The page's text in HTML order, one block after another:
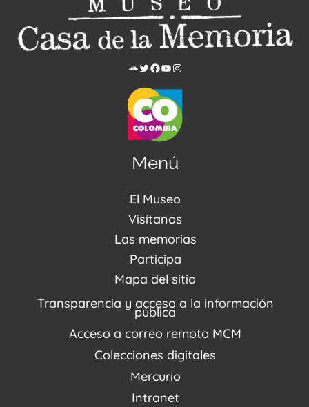
Menú
El Museo
Acerca de nosotros
Noticias
Visítanos
Visítanos
Reserva tus espacios
Agenda / Programación
Recorridos Virtuales
Las memorias
Centro de Recursos
Repositorio (MUSEO / CASA / MEMORIA)
Narrativas del conflicto
Proyectos
Enlaces de memorias
Fondo Editorial
Participa
Estímulos
Mapa del sitio
Transparencia y acceso a la información
pública
Acceso a correo remoto MCM
Colecciones digitales
Mercurio
Intranet